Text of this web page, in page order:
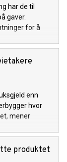
har de til
gaver.
for å
enn
hvor
mener
produktet